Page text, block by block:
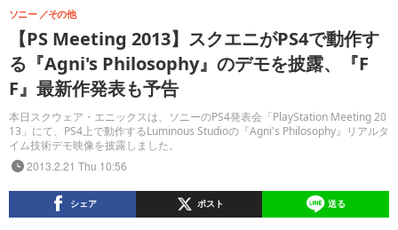
【PS Meeting 2013】スクエニがPS4で動作す
る『Agni's Philosophy』のデモを披露、『F
F』最新作発表も予告
本日スクウェア・エニックスは、ソニーのPS4発表会「PlayStation Meeting 20
13」にて、PS4上で動作するLuminous Studioの『Agni's Philosophy』リアルタ
イム技術デモ映像を披露しました。
ソニー その他
2013.2.21 Thu 10:56
シェア ポスト 送る